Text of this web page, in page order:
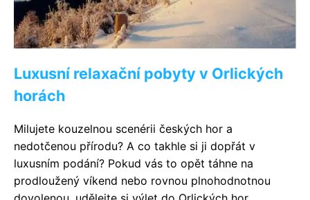
Luxusní relaxační pobyty v Orlických
horách
Milujete kouzelnou scenérii českých hor a
nedotčenou přírodu? A co takhle si ji dopřát v
luxusním podání? Pokud vás to opět táhne na
prodloužený víkend nebo rovnou plnohodnotnou